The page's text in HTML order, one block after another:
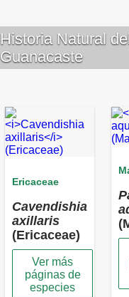
Historia Natural
Guanacaste
Ericaceae
Cavendishia
axillaris
(Ericaceae)
Ver más
páginas de
especies